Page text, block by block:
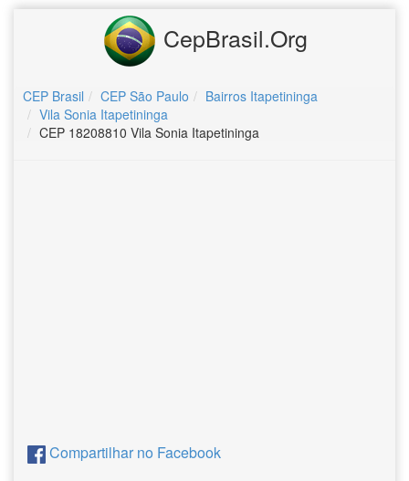
CepBrasil.Org
CEP Brasil CEP São Paulo
Bairros Itapetininga
Vila Sonia Itapetininga
CEP 18208810 Vila Sonia Itapetininga
Compartilhar no Facebook